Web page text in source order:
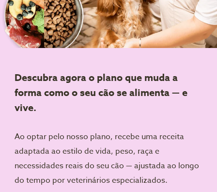
Descubra agora o plano que muda a
forma como o seu cão se alimenta — e
vive.
Ao optar pelo nosso plano, recebe uma receita
adaptada ao estilo de vida, peso, raça e
necessidades reais do seu cão — ajustada ao longo
do tempo por veterinários especializados.